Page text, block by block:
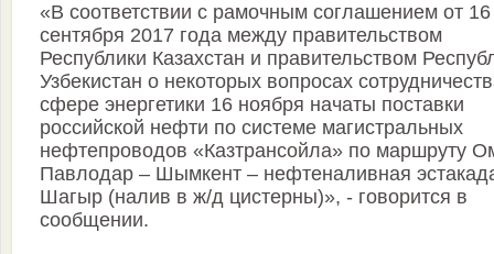
«В соответствии с рамочным соглашением от 16
сентября 2017 года между правительством
Республики Казахстан и правительством
Узбекистан о некоторых вопросах
сфере энергетики 16 ноября начаты поставки
российской нефти по системе магистральных
нефтепроводов «Казтрансойла» по маршруту
Павлодар – Шымкент – нефтеналивная
Шагыр (налив в ж/д цистерны)», - говорится в
сообщении.